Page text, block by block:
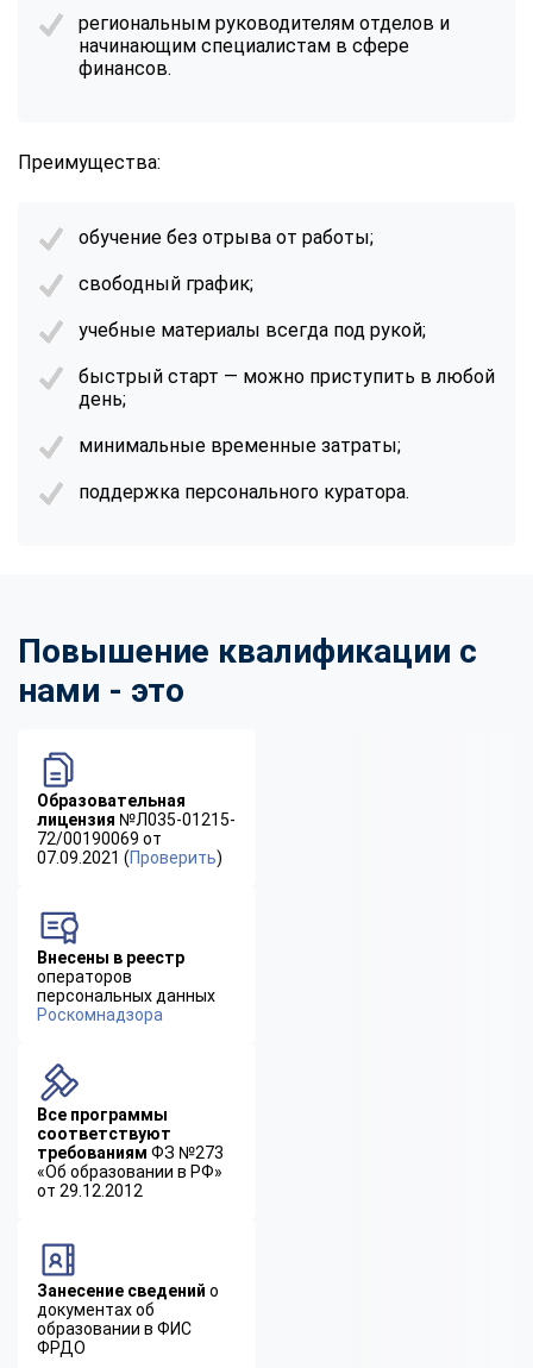
региональным руководителям отделов и
начинающим специалистам в сфере
финансов.
Преимущества:
обучение без отрыва от работы;
свободный график;
учебные материалы всегда под рукой;
быстрый старт — можно приступить в любой
день;
минимальные временные затраты;
поддержка персонального куратора.
Повышение квалификации с
нами - это
Образовательная
лицензия №Л035-01215-
72/00190069 от
07.09.2021 (Проверить)
Внесены в реестр
операторов
персональных данных
Роскомнадзора
Все программы
соответствуют
требованиям ФЗ №273
«Об образовании в РФ»
от 29.12.2012
Занесение сведений о
документах об
образовании в ФИС
ФРДО